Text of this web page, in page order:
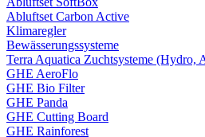
Abluftset Carbon Active
Klimaregler
Bewässerungssysteme
Terra Aquatica Zuchtsysteme (Hydro,
GHE AeroFlo
GHE Bio Filter
GHE Panda
GHE Cutting Board
GHE Rainforest